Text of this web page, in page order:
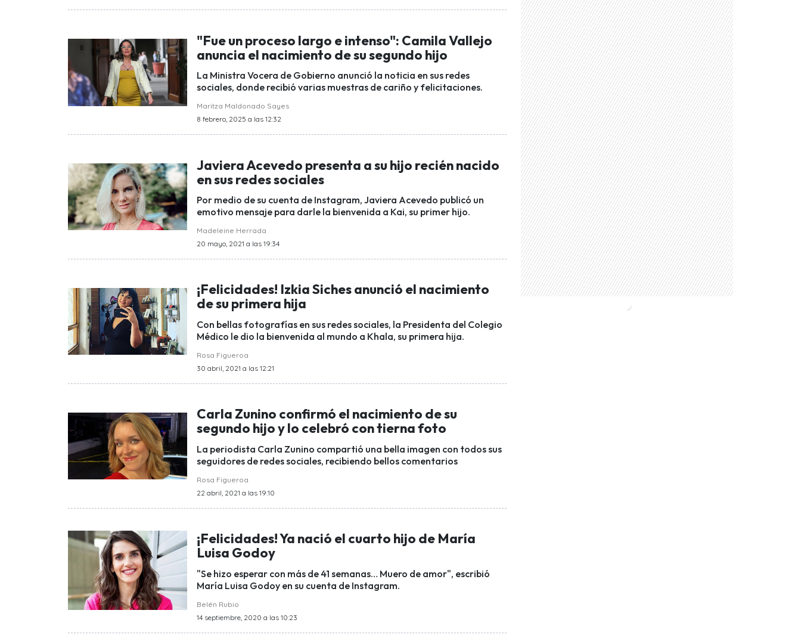
"Fue un proceso largo e intenso": Camila Vallejo
anuncia el nacimiento de su segundo hijo
La Ministra Vocera de Gobierno anunció la noticia en sus redes
sociales, donde recibió varias muestras de cariño y felicitaciones.
Maritza Maldonado Sayes
8 febrero, 2025 a las 12:32
Javiera Acevedo presenta a su hijo recién nacido
en sus redes sociales
Por medio de su cuenta de Instagram, Javiera Acevedo publicó un
emotivo mensaje para darle la bienvenida a Kai, su primer hijo.
Madeleine Herrada
20 mayo, 2021 a las 19:34
¡Felicidades! Izkia Siches anunció el nacimiento
de su primera hija
Con bellas fotografías en sus redes sociales, la Presidenta del Colegio
Médico le dio la bienvenida al mundo a Khala, su primera hija.
Rosa Figueroa
30 abril, 2021 a las 12:21
Carla Zunino confirmó el nacimiento de su
segundo hijo y lo celebró con tierna foto
La periodista Carla Zunino compartió una bella imagen con todos sus
seguidores de redes sociales, recibiendo bellos comentarios
Rosa Figueroa
22 abril, 2021 a las 19:10
¡Felicidades! Ya nació el cuarto hijo de María
Luisa Godoy
"Se hizo esperar con más de 41 semanas… Muero de amor", escribió
María Luisa Godoy en su cuenta de Instagram.
Belén Rubio
14 septiembre, 2020 a las 10:23